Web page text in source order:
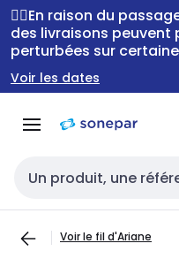
Passer à la
navigation
Passer
au
contenu
🚴‍♂️En raison du
des livraisons
perturbées sur
Voir les dates
Entrée de recherche
Voir le fil d'Ariane